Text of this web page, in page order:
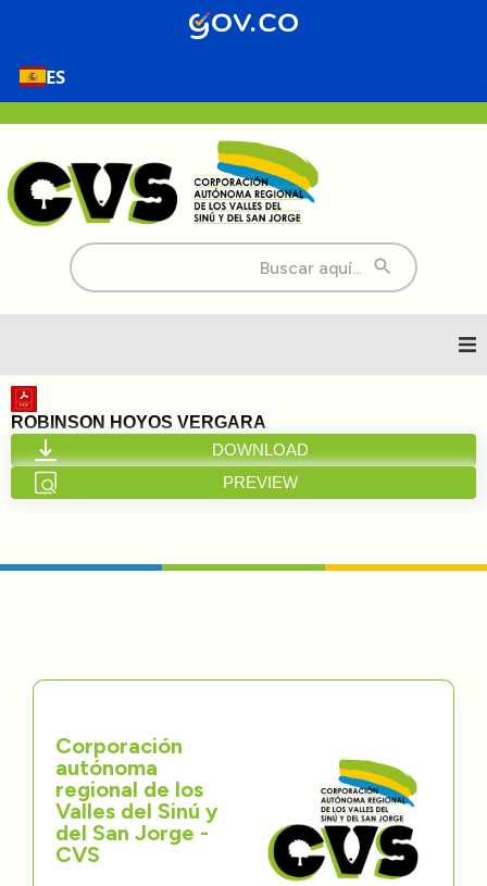
ES
Buscar:
Inicio
Nosotros
Transparencia
Participa
Trámites y Servicios
Contáctenos
ROBINSON HOYOS VERGARA
DOWNLOAD
PREVIEW
Corporación
autónoma
regional de los
Valles del Sinú y
del San Jorge -
CVS